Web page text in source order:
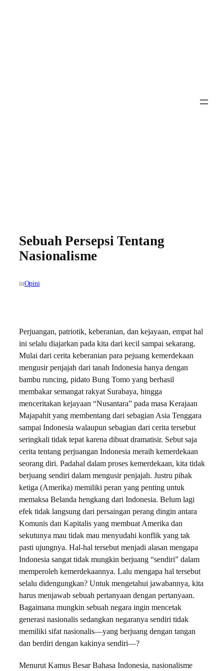
Sebuah Persepsi Tentang
Nasionalisme
inOpini
Perjuangan, patriotik, keberanian, dan kejayaan, empat hal
ini selalu diajarkan pada kita dari kecil sampai sekarang.
Mulai dari cerita keberanian para pejuang kemerdekaan
mengusir penjajah dari tanah Indonesia hanya dengan
bambu runcing, pidato Bung Tomo yang berhasil
membakar semangat rakyat Surabaya, hingga
menceritakan kejayaan “Nusantara” pada masa Kerajaan
Majapahit yang membentang dari sebagian Asia Tenggara
sampai Indonesia walaupun sebagian dari cerita tersebut
seringkali tidak tepat karena dibuat dramatisir. Sebut saja
cerita tentang perjuangan Indonesia meraih kemerdekaan
seorang diri. Padahal dalam proses kemerdekaan, kita tidak
berjuang sendiri dalam mengusir penjajah. Justru pihak
ketiga (Amerika) memiliki peran yang penting untuk
memaksa Belanda hengkang dari Indonesia. Belum lagi
efek tidak langsung dari persaingan perang dingin antara
Komunis dan Kapitalis yang membuat Amerika dan
sekutunya mau tidak mau menyudahi konflik yang tak
pasti ujungnya. Hal-hal tersebut menjadi alasan mengapa
Indonesia sangat tidak mungkin berjuang “sendiri” dalam
memperoleh kemerdekaannya. Lalu mengapa hal tersebut
selalu didengungkan? Untuk mengetahui jawabannya, kita
harus menjawab sebuah pertanyaan dengan pertanyaan.
Bagaimana mungkin sebuah negara ingin mencetak
generasi nasionalis sedangkan negaranya sendiri tidak
memiliki sifat nasionalis—yang berjuang dengan tangan
dan berdiri dengan kakinya sendiri—?
Menurut Kamus Besar Bahasa Indonesia, nasionalisme